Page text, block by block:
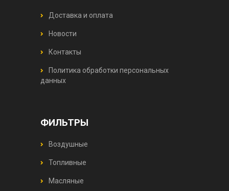
Доставка и оплата
Новости
Контакты
Политика обработки персональных
данных
ФИЛЬТРЫ
Воздушные
Топливные
Масляные